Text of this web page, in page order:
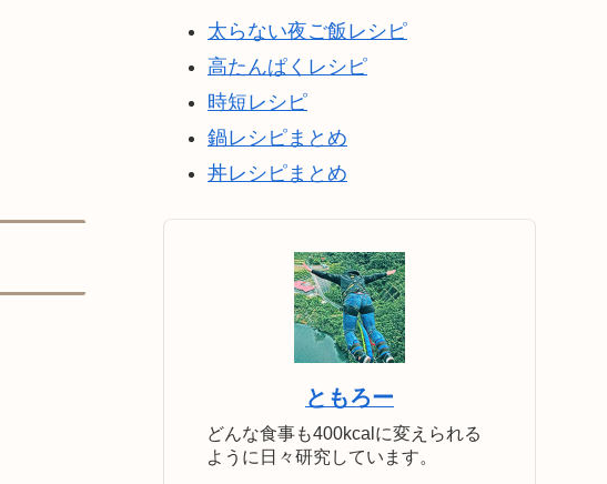
太らない夜ご飯レシピ
高たんぱくレシピ
時短レシピ
鍋レシピまとめ
丼レシピまとめ
ともろー
どんな食事も400kcalに変えられる
ように日々研究しています。